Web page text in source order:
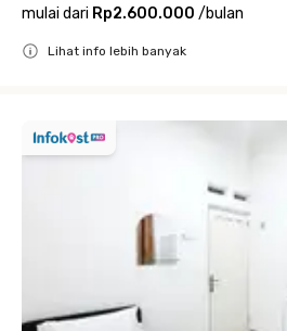
mulai dari Rp2.600.000 /bulan
Lihat info lebih banyak